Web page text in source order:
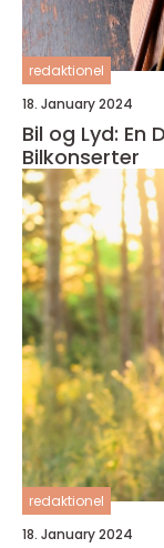
redaktionel
18. January 2024
Bil og Lyd:
Bilkonserter
redaktionel
18. January 2024